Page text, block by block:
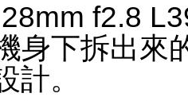
M10M
Ricoh
GR
f2.8
身下拆出來
計。